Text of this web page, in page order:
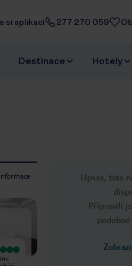
si aplikaci 277 270 059
Destinace Hotely
Upsss, tato
Připravili
1/ 14